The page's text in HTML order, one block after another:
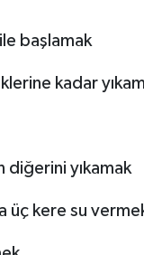
başlamak
kadar
diğerini yıkamak
üç kere su